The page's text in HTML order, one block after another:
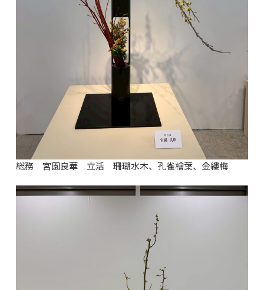
総務 宮園良華 立活 珊瑚水木、孔雀檜葉、金縷梅